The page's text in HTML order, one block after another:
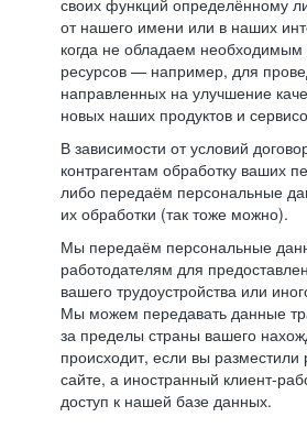
своих функций определённому
от нашего имени или в наших
когда не обладаем
ресурсов — например, для
направленных на улучшение
новых наших продуктов и
В зависимости от условий
контрагентам обработку ваших
либо передаём персональные
их обработки (так тоже можно).
Мы передаём персональные
работодателям для
вашего трудоустройства или
Мы можем передавать данные
за пределы страны вашего
происходит, если вы
сайте, а иностранный клиент-
доступ к нашей базе данных.